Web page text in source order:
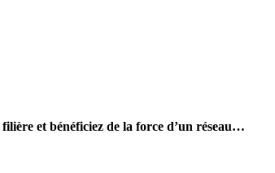
et bénéficiez de la force d’un réseau…